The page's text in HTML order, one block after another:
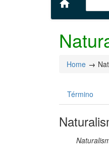
home
Home
Término